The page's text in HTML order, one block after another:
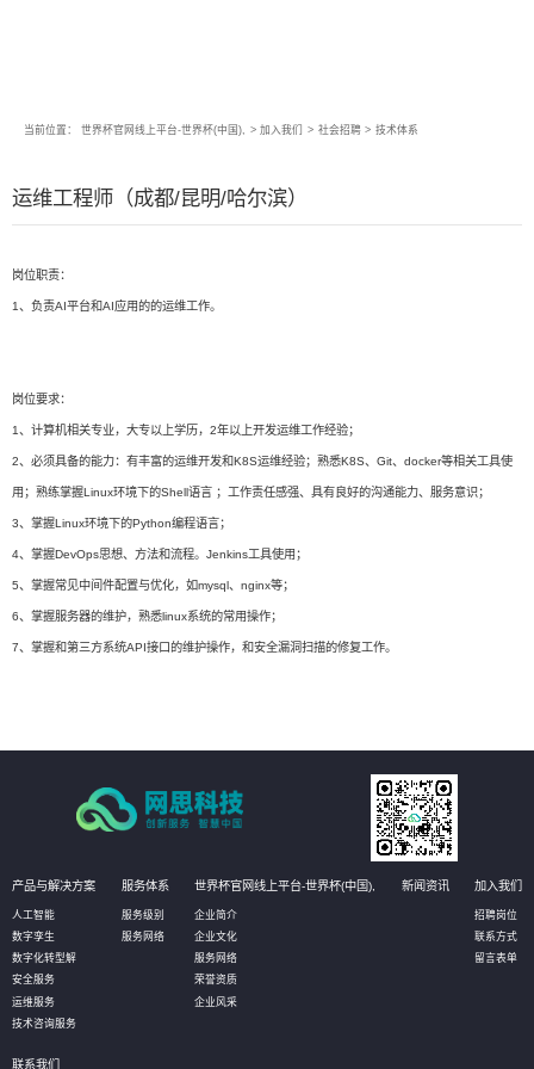
当前位置： 世界杯官网线上平台-世界杯(中国), > 加入我们 > 社会招聘 > 技术体系
运维工程师（成都/昆明/哈尔滨）
岗位职责：
1、负责AI平台和AI应用的的运维工作。
岗位要求：
1、计算机相关专业，大专以上学历，2年以上开发运维工作经验；
2、必须具备的能力：有丰富的运维开发和K8S运维经验；熟悉K8S、Git、docker等相关工具使
用；熟练掌握Linux环境下的Shell语言 ；工作责任感强、具有良好的沟通能力、服务意识；
3、掌握Linux环境下的Python编程语言；
4、掌握DevOps思想、方法和流程。Jenkins工具使用；
5、掌握常见中间件配置与优化，如mysql、nginx等；
6、掌握服务器的维护，熟悉linux系统的常用操作；
7、掌握和第三方系统API接口的维护操作，和安全漏洞扫描的修复工作。
产品与解决方案
人工智能
数字孪生
数字化转型解
安全服务
运维服务
技术咨询服务
服务体系
服务级别
服务网络
世界杯官网线上平台-世界杯(中国),
企业简介
企业文化
服务网络
荣誉资质
企业风采
新闻资讯 加入我们
招聘岗位
联系方式
留言表单
联系我们